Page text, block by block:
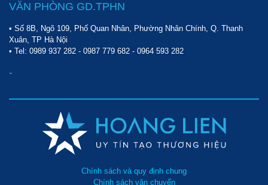
VĂN PHÒNG GD.TPHN
• Số 8B, Ngõ 109, Phố Quan Nhân, Phường Nhân Chính, Q. Thanh
Xuân, TP Hà Nội
• Tel: 0989 937 282 - 0987 779 682 - 0964 593 282
-
Chính sách và quy định chung
Chính sách vận chuyển